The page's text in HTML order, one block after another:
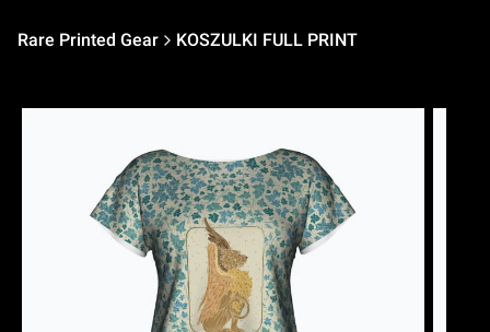
Rare Printed Gear KOSZULKI FULL PRINT